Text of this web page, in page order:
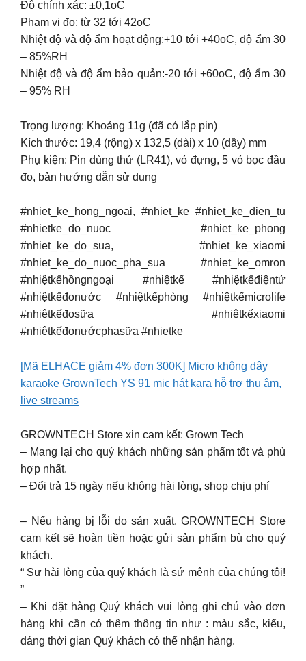
Độ chính xác: ±0,1oC
Phạm vi đo: từ 32 tới 42oC
Nhiệt độ và độ ẩm hoạt động:+10 tới +40oC, độ ẩm 30
– 85%RH
Nhiệt độ và độ ẩm bảo quản:-20 tới +60oC, độ ẩm 30
– 95% RH
Trọng lượng: Khoảng 11g (đã có lắp pin)
Kích thước: 19,4 (rộng) x 132,5 (dài) x 10 (dầy) mm
Phụ kiện: Pin dùng thử (LR41), vỏ đựng, 5 vỏ bọc đầu
đo, bản hướng dẫn sử dụng
#nhiet_ke_hong_ngoai, #nhiet_ke #nhiet_ke_dien_tu
#nhietke_do_nuoc #nhiet_ke_phong
#nhiet_ke_do_sua, #nhiet_ke_xiaomi
#nhiet_ke_do_nuoc_pha_sua #nhiet_ke_omron
#nhiệtkếhồngngoại #nhiệtkế #nhiệtkếđiệntử
#nhiệtkếđonước #nhiệtkếphòng #nhiệtkếmicrolife
#nhiệtkếđosữa #nhiệtkếxiaomi
#nhiệtkếđonướcphasữa #nhietke
[Mã ELHACE giảm 4% đơn 300K] Micro không dây
karaoke GrownTech YS 91 mic hát kara hỗ trợ thu âm,
live streams
GROWNTECH Store xin cam kết: Grown Tech
– Mang lại cho quý khách những sản phẩm tốt và phù
hợp nhất.
– Đổi trả 15 ngày nếu không hài lòng, shop chịu phí
– Nếu hàng bị lỗi do sản xuất. GROWNTECH Store
cam kết sẽ hoàn tiền hoặc gửi sản phẩm bù cho quý
khách.
“ Sự hài lòng của quý khách là sứ mệnh của chúng tôi!
”
– Khi đặt hàng Quý khách vui lòng ghi chú vào đơn
hàng khi cần có thêm thông tin như : màu sắc, kiểu,
dáng thời gian Quý khách có thể nhận hàng.